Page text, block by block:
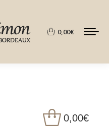
0,00€
0,00€